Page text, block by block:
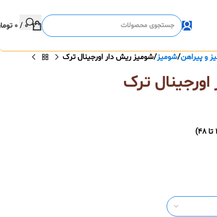
0
/
0
و پیراهن شومیز شومیز ریش دار اورجینال ترک
ترک